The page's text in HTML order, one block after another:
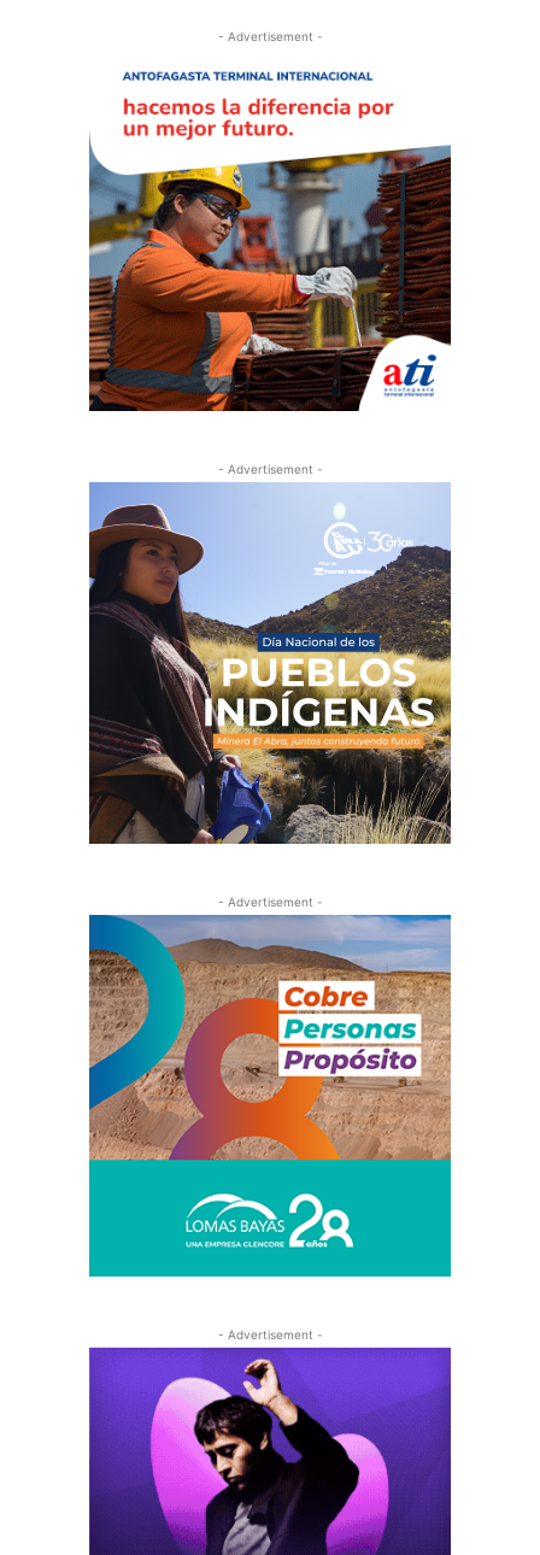
- Advertisement -
- Advertisement -
- Advertisement -
- Advertisement -